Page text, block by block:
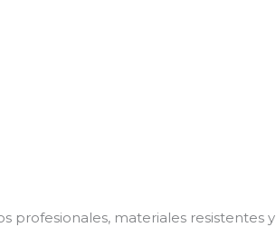
profesionales, materiales resistentes y